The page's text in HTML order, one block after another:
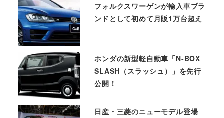
フォルクスワーゲンが輸入車ブラ
ンドとして初めて月販1万台超え
ホンダの新型軽自動車「N-BOX
SLASH（スラッシュ）」を先行
公開！
日産・三菱のニューモデル登場